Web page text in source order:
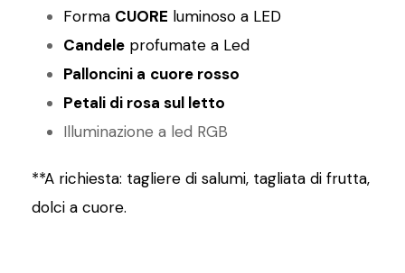
Forma CUORE luminoso a LED
Candele profumate a Led
Palloncini a cuore rosso
Petali di rosa sul letto
Illuminazione a led RGB
**A richiesta: tagliere di salumi, tagliata di frutta,
dolci a cuore.